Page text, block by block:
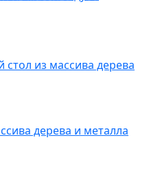
дерева и металла